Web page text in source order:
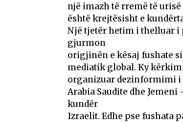
një imazh të rremë të
është krejtësisht e
Një tjetër hetim i thelluar i
gjurmon
origjinën e kësaj fushate
mediatik global. Ky kërkim
organizuar dezinformimi i
Arabia Saudite dhe
kundër
Izraelit. Edhe pse fushata